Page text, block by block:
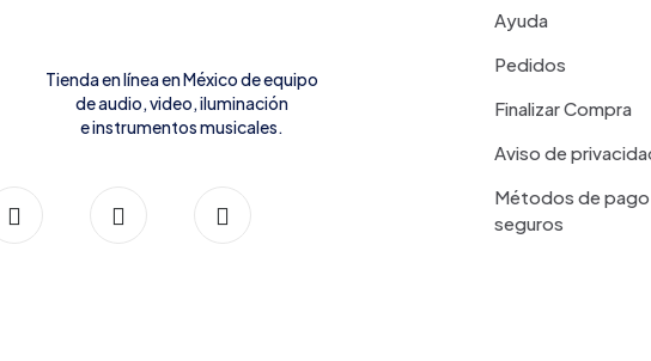
Tienda en línea en México de equipo
de audio, video, iluminación
e instrumentos musicales.
Ayuda
Pedidos
Finalizar Compra
Aviso de
Métodos de pago
seguros